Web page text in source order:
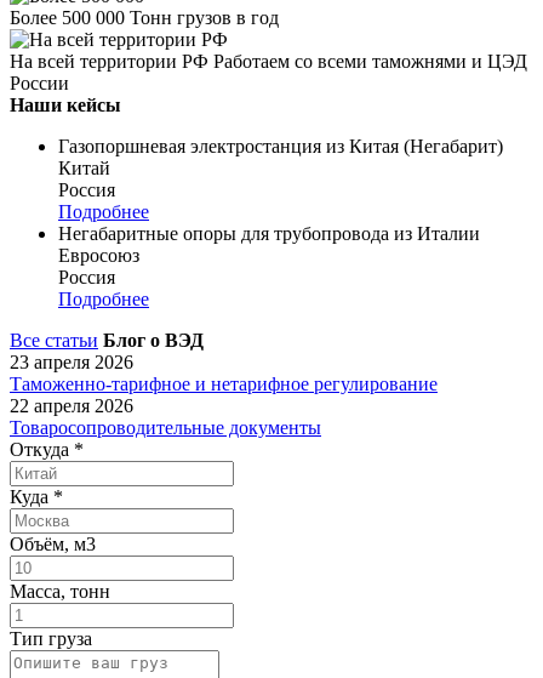
Более 500 000 Тонн грузов в год
На всей территории РФ Работаем со всеми таможнями и ЦЭД
России
Наши кейсы
Газопоршневая электростанция из Китая (Негабарит)
Китай
Россия
Подробнее
Негабаритные опоры для трубопровода из Италии
Евросоюз
Россия
Подробнее
Все статьи Блог о ВЭД
23 апреля 2026
Таможенно-тарифное и нетарифное регулирование
22 апреля 2026
Товаросопроводительные документы
Откуда *
Куда *
Объём, м3
Масса, тонн
Тип груза